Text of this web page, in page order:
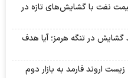
نفت با گشایش‌های تازه در
۴۳۰۰ دلار با کلید گشایش در تنگه هرمز؛ آیا هدف
اروند فارمد به بازار دوم